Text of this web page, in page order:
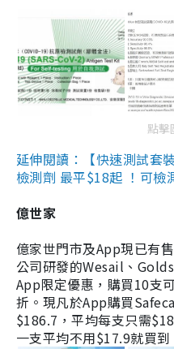
點擊
延伸閱讀：【快速測試套
檢測劑 最平$18起 ！可
億世家
億家世門市及App現已有
公司研發的Wesail、
App限定優惠，購買10支
折。現凡於App購買
$186.7，平均每支只需
一支平均不用$17.9就買